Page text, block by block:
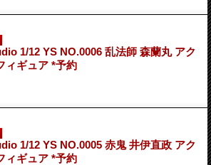
1/12 YS NO.0006 乱法師 森蘭丸 アク
ィギュア *予約
1/12 YS NO.0005 赤鬼 井伊直政 アク
ィギュア *予約